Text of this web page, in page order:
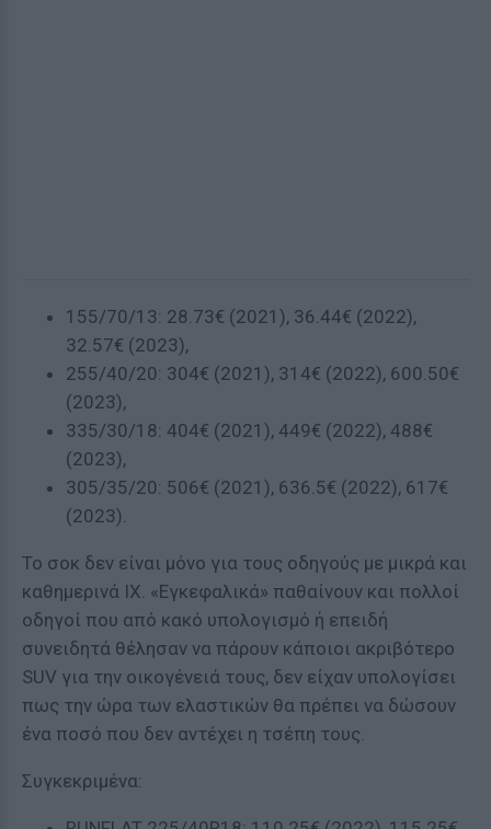
155/70/13: 28.73€ (2021), 36.44€ (2022),
32.57€ (2023),
255/40/20: 304€ (2021), 314€ (2022), 600.50€
(2023),
335/30/18: 404€ (2021), 449€ (2022), 488€
(2023),
305/35/20: 506€ (2021), 636.5€ (2022), 617€
(2023).
Το σοκ δεν είναι μόνο για τους οδηγούς με μικρά και
καθημερινά ΙΧ. «Εγκεφαλικά» παθαίνουν και πολλοί
οδηγοί που από κακό υπολογισμό ή επειδή
συνειδητά θέλησαν να πάρουν κάποιοι ακριβότερο
SUV για την οικογένειά τους, δεν είχαν υπολογίσει
πως την ώρα των ελαστικών θα πρέπει να δώσουν
ένα ποσό που δεν αντέχει η τσέπη τους.
Συγκεκριμένα: